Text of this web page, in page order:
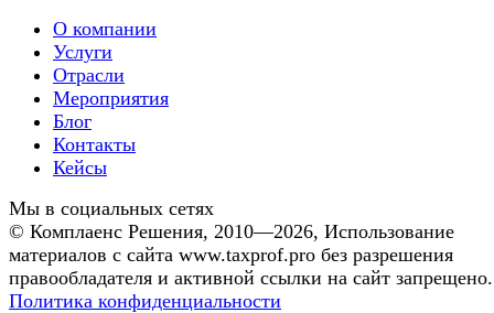
О компании
Услуги
Отрасли
Мероприятия
Блог
Контакты
Кейсы
Мы в социальных сетях
© Комплаенс Решения, 2010—2026, Использование
материалов с сайта www.taxprof.pro без разрешения
правообладателя и активной ссылки на сайт запрещено.
Политика конфиденциальности